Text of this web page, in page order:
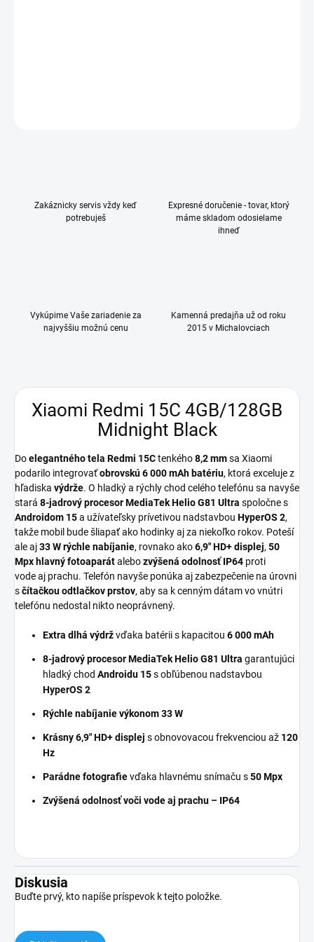
Zakáznicky servis vždy keď
potrebuješ
Expresné doručenie - tovar, ktorý
máme skladom odosielame
ihneď
Vykúpime Vaše zariadenie za
najvyššiu možnú cenu
Kamenná predajňa už od roku
2015 v Michalovciach
Xiaomi Redmi 15C 4GB/128GB
Midnight Black
Doelegantného tela Redmi 15Ctenkého8,2 mmsa Xiaomi
podarilo integrovaťobrovskú 6 000 mAh batériu, ktorá exceluje z
hľadiska výdrže. O hladký a rýchly chod celého telefónu sa navyše
stará 8-jadrový procesor MediaTek Helio G81 Ultra spoločne s
Androidom 15a užívateľsky prívetivou nadstavbou HyperOS 2,
takže mobil bude šliapať ako hodinky aj za niekoľko rokov. Poteší
ale aj33 W rýchle nabíjanie, rovnako ako6,9" HD+ displej, 50
Mpx hlavný fotoaparátalebozvýšená odolnosť IP64 proti
vode aj prachu. Telefón navyše ponúka aj zabezpečenie na úrovni
sčítačkou odtlačkov prstov, aby sa k cenným dátam vo vnútri
telefónu nedostal nikto neoprávnený.
Extra dlhá výdržvďaka batérii s kapacitou 6 000 mAh
8-jadrový procesor MediaTek Helio G81 Ultra garantujúci
hladký chod Androidu 15s obľúbenou nadstavbou
HyperOS 2
Rýchle nabíjanie výkonom 33 W
Krásny 6,9" HD+ displej s obnovovacou frekvenciou až 120
Hz
Parádne fotografievďaka hlavnému snímaču s50 Mpx
Zvýšená odolnosť voči vode aj prachu – IP64
Diskusia
Buďte prvý, kto napíše príspevok k tejto položke.